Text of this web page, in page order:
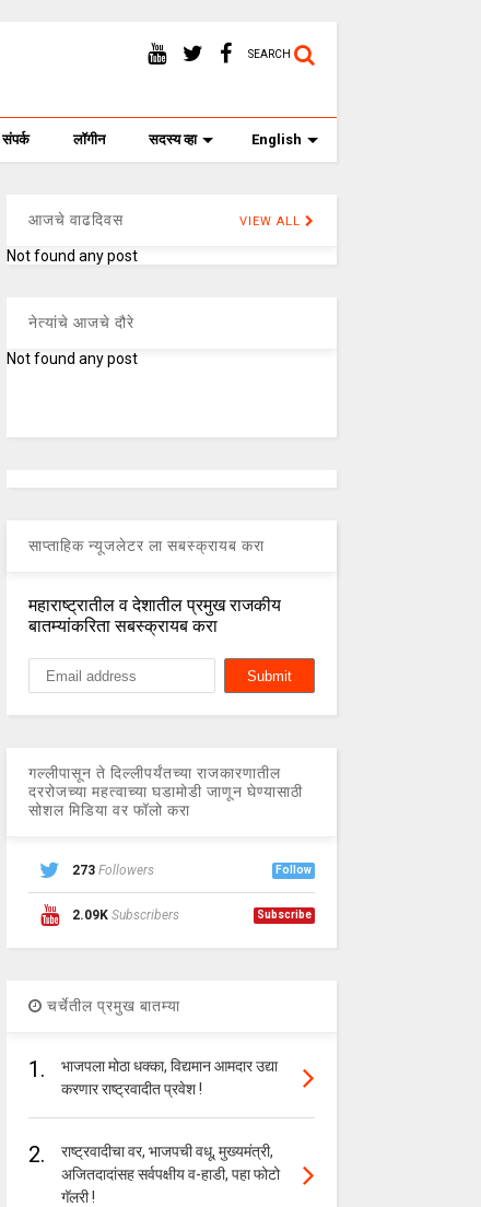
SEARCH
संपर्क लॉगीन सदस्य व्हा English
आजचे वाढदिवस VIEW ALL
Not found any post
नेत्यांचे आजचे दौरे
Not found any post
साप्ताहिक न्यूजलेटर ला सबस्क्रायब करा
महाराष्ट्रातील व देशातील प्रमुख राजकीय
बातम्यांकरिता सबस्क्रायब करा
गल्लीपासून ते दिल्लीपर्यंतच्या राजकारणातील
दररोजच्या महत्वाच्या घडामोडी जाणून घेण्यासाठी
सोशल मिडिया वर फॉलो करा
273 Followers Follow
2.09K Subscribers Subscribe
चर्चेतील प्रमुख बातम्या
1.
भाजपला मोठा धक्का, विद्यमान आमदार उद्या
करणार राष्ट्रवादीत प्रवेश !
2.
राष्ट्रवादीचा वर, भाजपची वधू, मुख्यमंत्री,
अजितदादांसह सर्वपक्षीय व-हाडी, पहा फोटो
गॅलरी !